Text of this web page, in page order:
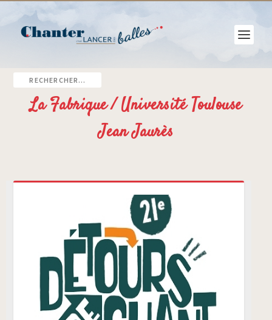
La Fabrique / Université Toulouse
Jean Jaurès